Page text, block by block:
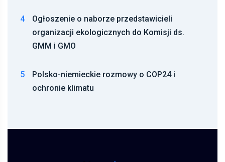
4
Ogłoszenie o naborze przedstawicieli
organizacji ekologicznych do Komisji ds.
GMM i GMO
5
Polsko-niemieckie rozmowy o COP24 i
ochronie klimatu